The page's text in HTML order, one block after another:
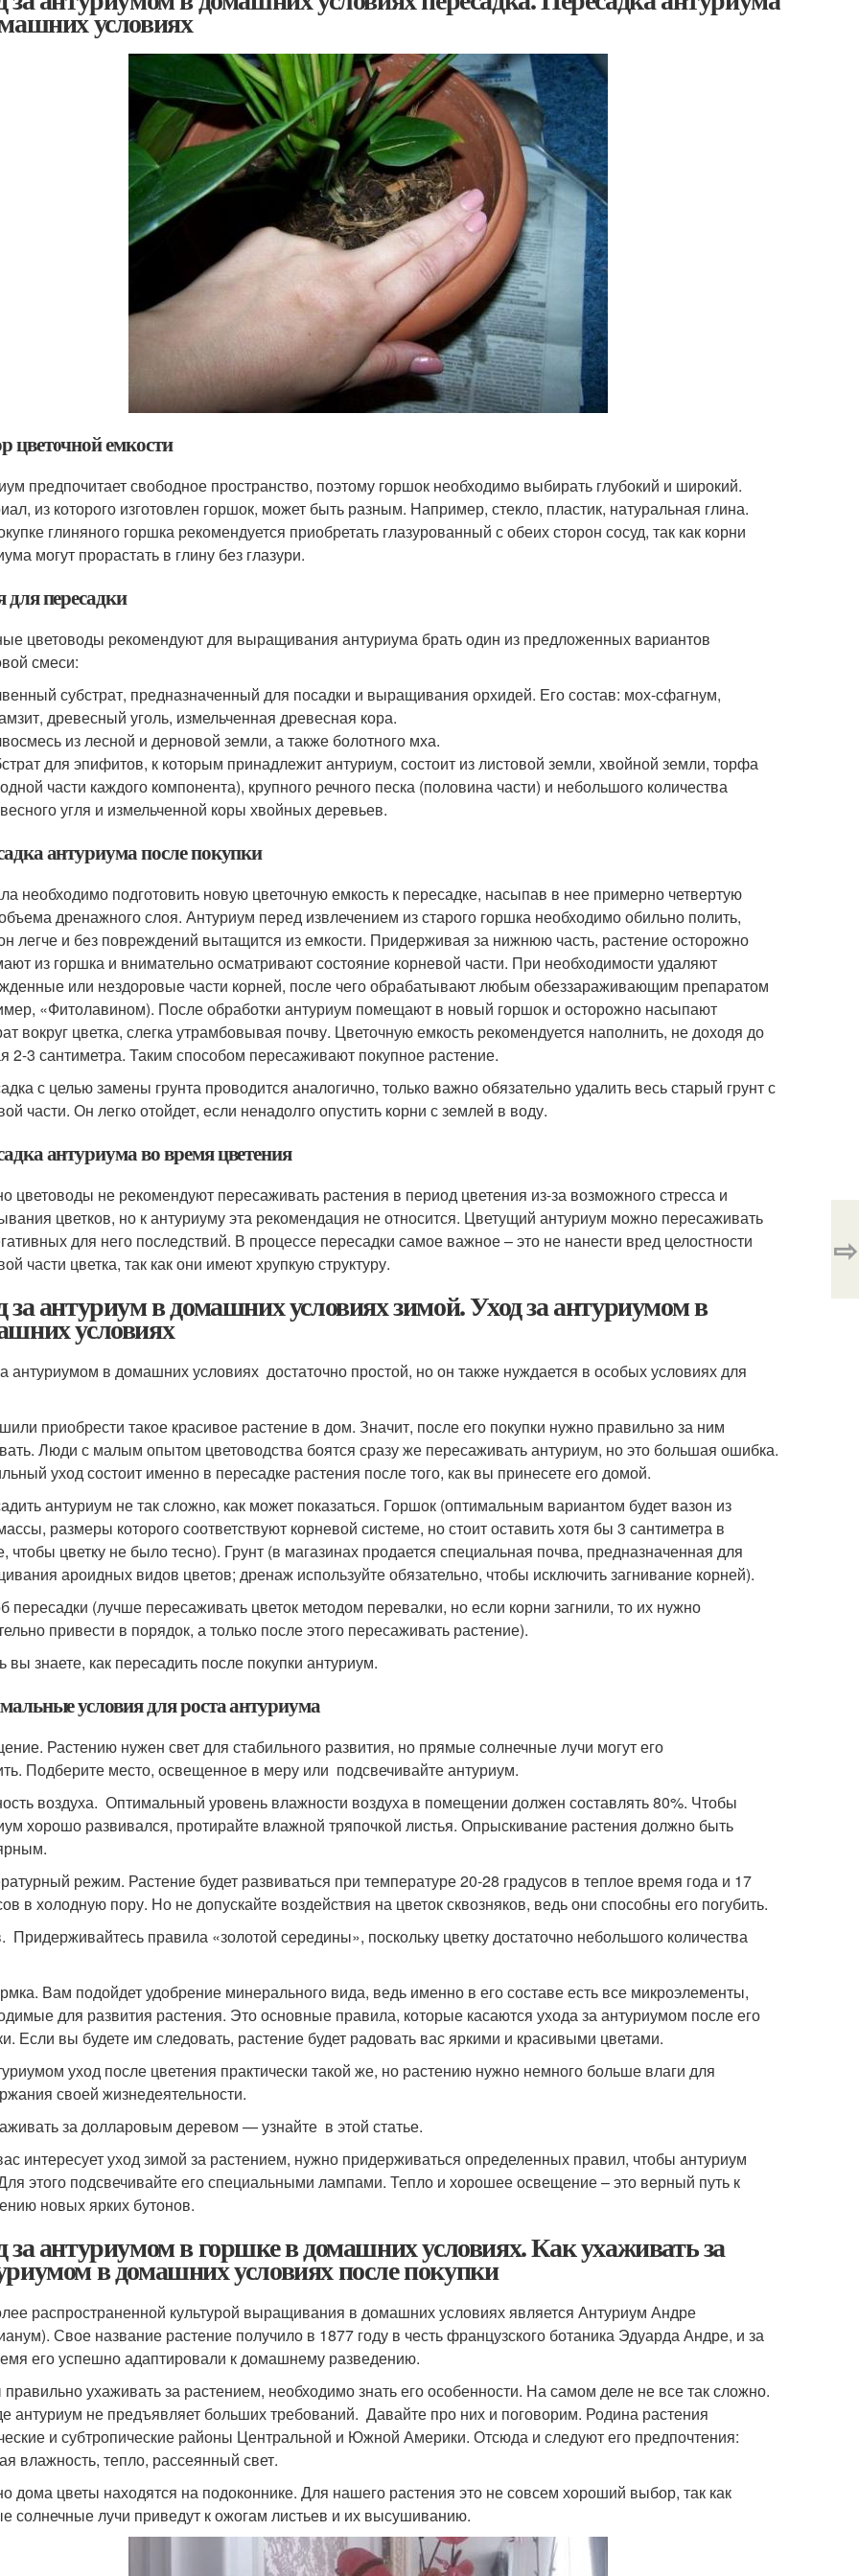
условиях
цветочной емкости
предпочитает свободное пространство, поэтому горшок необходимо выбирать глубокий и широкий.
из которого изготовлен горшок, может быть разным. Например, стекло, пластик, натуральная глина.
глиняного горшка рекомендуется приобретать глазурованный с обеих сторон сосуд, так как корни
могут прорастать в глину без глазури.
для пересадки
цветоводы рекомендуют для выращивания антуриума брать один из предложенных вариантов
смеси:
субстрат, предназначенный для посадки и выращивания орхидей. Его состав: мох-сфагнум,
древесный уголь, измельченная древесная кора.
из лесной и дерновой земли, а также болотного мха.
для эпифитов, к которым принадлежит антуриум, состоит из листовой земли, хвойной земли, торфа
части каждого компонента), крупного речного песка (половина части) и небольшого количества
угля и измельченной коры хвойных деревьев.
антуриума после покупки
необходимо подготовить новую цветочную емкость к пересадке, насыпав в нее примерно четвертую
дренажного слоя. Антуриум перед извлечением из старого горшка необходимо обильно полить,
легче и без повреждений вытащится из емкости. Придерживая за нижнюю часть, растение осторожно
из горшка и внимательно осматривают состояние корневой части. При необходимости удаляют
или нездоровые части корней, после чего обрабатывают любым обеззараживающим препаратом
«Фитолавином). После обработки антуриум помещают в новый горшок и осторожно насыпают
вокруг цветка, слегка утрамбовывая почву. Цветочную емкость рекомендуется наполнить, не доходя до
2-3 сантиметра. Таким способом пересаживают покупное растение.
с целью замены грунта проводится аналогично, только важно обязательно удалить весь старый грунт с
части. Он легко отойдет, если ненадолго опустить корни с землей в воду.
антуриума во время цветения
цветоводы не рекомендуют пересаживать растения в период цветения из-за возможного стресса и
цветков, но к антуриуму эта рекомендация не относится. Цветущий антуриум можно пересаживать
для него последствий. В процессе пересадки самое важное – это не нанести вред целостности
части цветка, так как они имеют хрупкую структуру.
за антуриум в домашних условиях зимой. Уход за антуриумом в
условиях
антуриумом в домашних условиях достаточно простой, но он также нуждается в особых условиях для
приобрести такое красивое растение в дом. Значит, после его покупки нужно правильно за ним
Люди с малым опытом цветоводства боятся сразу же пересаживать антуриум, но это большая ошибка.
уход состоит именно в пересадке растения после того, как вы принесете его домой.
антуриум не так сложно, как может показаться. Горшок (оптимальным вариантом будет вазон из
размеры которого соответствуют корневой системе, но стоит оставить хотя бы 3 сантиметра в
чтобы цветку не было тесно). Грунт (в магазинах продается специальная почва, предназначенная для
ароидных видов цветов; дренаж используйте обязательно, чтобы исключить загнивание корней).
пересадки (лучше пересаживать цветок методом перевалки, но если корни загнили, то их нужно
привести в порядок, а только после этого пересаживать растение).
вы знаете, как пересадить после покупки антуриум.
условия для роста антуриума
Растению нужен свет для стабильного развития, но прямые солнечные лучи могут его
Подберите место, освещенное в меру или подсвечивайте антуриум.
воздуха. Оптимальный уровень влажности воздуха в помещении должен составлять 80%. Чтобы
хорошо развивался, протирайте влажной тряпочкой листья. Опрыскивание растения должно быть
режим. Растение будет развиваться при температуре 20-28 градусов в теплое время года и 17
в холодную пору. Но не допускайте воздействия на цветок сквозняков, ведь они способны его погубить.
Придерживайтесь правила «золотой середины», поскольку цветку достаточно небольшого количества
Вам подойдет удобрение минерального вида, ведь именно в его составе есть все микроэлементы,
для развития растения. Это основные правила, которые касаются ухода за антуриумом после его
Если вы будете им следовать, растение будет радовать вас яркими и красивыми цветами.
уход после цветения практически такой же, но растению нужно немного больше влаги для
своей жизнедеятельности.
за долларовым деревом — узнайте в этой статье.
интересует уход зимой за растением, нужно придерживаться определенных правил, чтобы антуриум
этого подсвечивайте его специальными лампами. Тепло и хорошее освещение – это верный путь к
новых ярких бутонов.
за антуриумом в горшке в домашних условиях. Как ухаживать за
в домашних условиях после покупки
распространенной культурой выращивания в домашних условиях является Антуриум Андре
Свое название растение получило в 1877 году в честь французского ботаника Эдуарда Андре, и за
его успешно адаптировали к домашнему разведению.
ухаживать за растением, необходимо знать его особенности. На самом деле не все так сложно.
антуриум не предъявляет больших требований. Давайте про них и поговорим. Родина растения
и субтропические районы Центральной и Южной Америки. Отсюда и следуют его предпочтения:
влажность, тепло, рассеянный свет.
дома цветы находятся на подоконнике. Для нашего растения это не совсем хороший выбор, так как
солнечные лучи приведут к ожогам листьев и их высушиванию.
⇨